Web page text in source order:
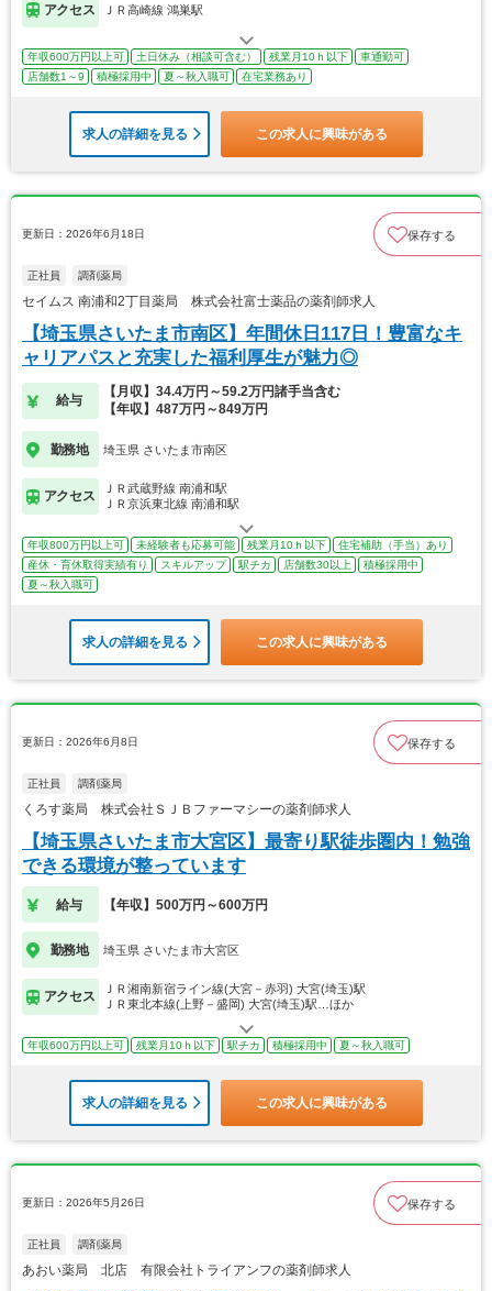
アクセス ＪＲ高崎線 鴻巣駅
年収600万円以上可 土日休み（相談可含む） 残業月10ｈ以下
車通勤可
店舗数1～9
積極採用中 夏～秋入職可 在宅業務あり
求人の詳細を見る この求人に興味がある
更新日：2026年6月18日 保存する
正社員 調剤薬局
セイムス 南浦和2丁目薬局 株式会社富士薬品の薬剤師求人
【埼玉県さいたま市南区】年間休日117日！豊富なキ
ャリアパスと充実した福利厚生が魅力◎
給与
【月収】34.4万円～59.2万円諸手当含む
【年収】487万円～849万円
勤務地 埼玉県 さいたま市南区
アクセス
ＪＲ武蔵野線 南浦和駅
ＪＲ京浜東北線 南浦和駅
年収800万円以上可 未経験者も応募可能 残業月10ｈ以下
住宅補助（手当）あり
産休・育休取得実績有り
スキルアップ 駅チカ 店舗数30以上
積極採用中
夏～秋入職可
求人の詳細を見る この求人に興味がある
更新日：2026年6月8日 保存する
正社員 調剤薬局
くろす薬局 株式会社ＳＪＢファーマシーの薬剤師求人
【埼玉県さいたま市大宮区】最寄り駅徒歩圏内！勉強
できる環境が整っています
給与 【年収】500万円～600万円
勤務地 埼玉県 さいたま市大宮区
アクセス
ＪＲ湘南新宿ライン線(大宮－赤羽) 大宮(埼玉)駅
ＪＲ東北本線(上野－盛岡) 大宮(埼玉)駅…ほか
年収600万円以上可 残業月10ｈ以下 駅チカ 積極採用中 夏～秋入職可
求人の詳細を見る この求人に興味がある
更新日：2026年5月26日 保存する
正社員 調剤薬局
あおい薬局 北店 有限会社トライアンフの薬剤師求人